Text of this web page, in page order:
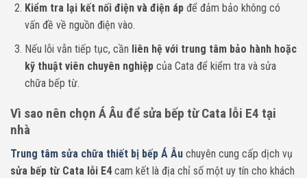
Kiểm tra lại kết nối điện và điện ápđể đảm bảo không có
vấn đề về nguồn điện vào.
Nếu lỗi vẫn tiếp tục, cần liên hệ với trung tâm bảo hành hoặc
kỹ thuật viên chuyên nghiệpcủa Cata để kiểm tra và sửa
chữa bếp từ.
Vì sao nên chọn Á Âu để sửa bếp từ Cata lỗi E4 tại
nhà
Trung tâm sửa chữa thiết bị bếp Á Âu chuyên cung cấp dịch vụ
sửa bếp từ Cata lỗi E4cam kết là địa chỉ số một uy tín cho khách